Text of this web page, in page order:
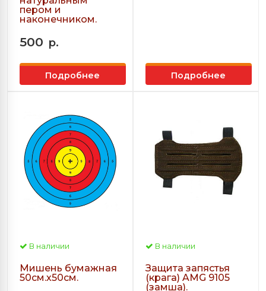
пером и
наконечником.
500 р.
Подробнее Подробнее
В наличии
Мишень бумажная
50см.х50см.
В наличии
Защита запястья
(крага) AMG 9105
(замша).